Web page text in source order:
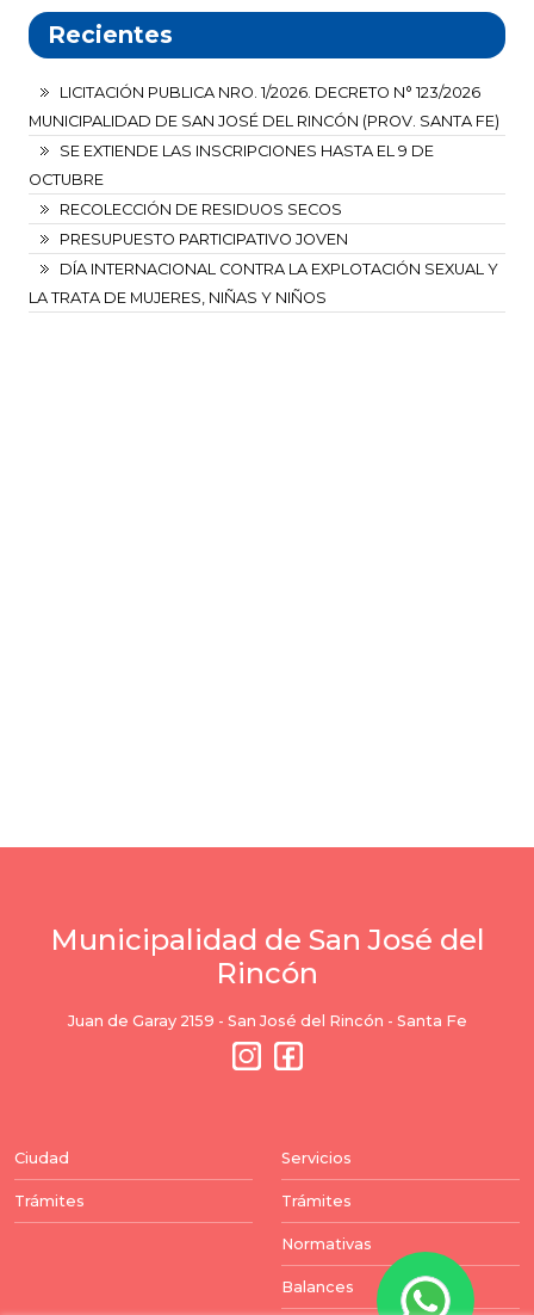
Recientes
LICITACIÓN PUBLICA NRO. 1/2026. DECRETO N° 123/2026
MUNICIPALIDAD DE SAN JOSÉ DEL RINCÓN (PROV. SANTA FE)
SE EXTIENDE LAS INSCRIPCIONES HASTA EL 9 DE
OCTUBRE
RECOLECCIÓN DE RESIDUOS SECOS
PRESUPUESTO PARTICIPATIVO JOVEN
DÍA INTERNACIONAL CONTRA LA EXPLOTACIÓN SEXUAL Y
LA TRATA DE MUJERES, NIÑAS Y NIÑOS
Municipalidad de San José del
Rincón
Juan de Garay 2159 - San José del Rincón - Santa Fe
Ciudad
Trámites
Servicios
Trámites
Normativas
Balances